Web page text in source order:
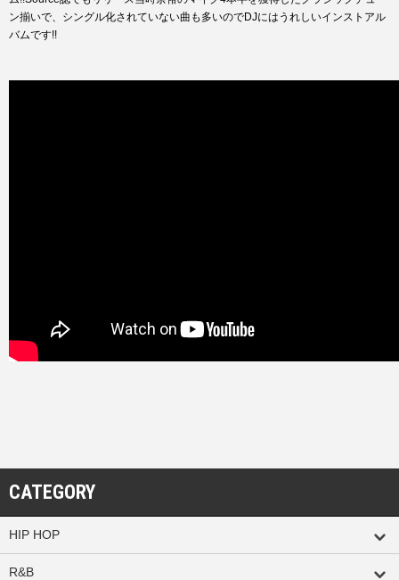
ン揃いで、シングル化されていない曲も多いのでDJにはうれしいインストアル
バムです!!
CATEGORY
HIP HOP
R&B